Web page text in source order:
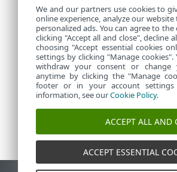
We and our partners use cookies to
online experience, analyze our
personalized ads. You can agree to
clicking "Accept all and close", decline
choosing "Accept essential cookies
settings by clicking "Manage
withdraw your consent or change
anytime by clicking the "Manage
footer or in your account settings
information, see ourCookie Policy.
ACCEPT ALL AND
ACCEPT ESSENTIAL